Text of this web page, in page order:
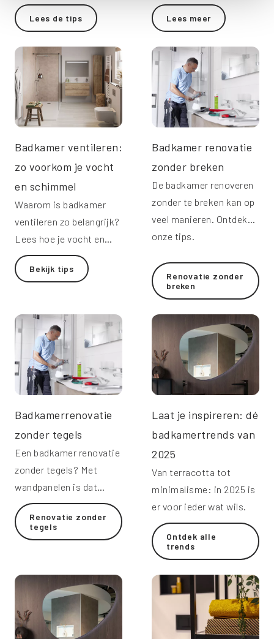
zinderende
zomerdagen!
Lees de tips
comfortabele douche-
ervaring.
Lees meer
Badkamer ventileren:
zo voorkom je vocht
en schimmel
Waarom is badkamer
ventileren zo belangrijk?
Lees hoe je vocht en
schimmel voorkomt en
wat de beste ventilatie-
Bekijk tips
Badkamer renovatie
zonder breken
De badkamer renoveren
zonder te breken kan op
veel manieren. Ontdek
onze tips.
Renovatie zonder
breken
Badkamerrenovatie
zonder tegels
Een badkamer renovatie
zonder tegels? Met
wandpanelen is dat
gemakkelijk te
realiseren.
Renovatie zonder
tegels
Laat je inspireren: dé
badkamertrends van
2025
Van terracotta tot
minimalisme: in 2025 is
er voor ieder wat wils.
Ontdek alle
trends